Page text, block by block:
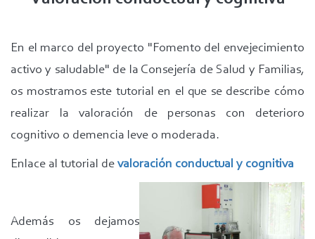
En el marco del proyecto "Fomento del envejecimiento
activo y saludable" de la Consejería de Salud y Familias,
os mostramos este tutorial en el que se describe cómo
realizar la valoración de personas con deterioro
cognitivo o demencia leve o moderada.
Enlace al tutorial de valoración conductual y cognitiva
Además os dejamos